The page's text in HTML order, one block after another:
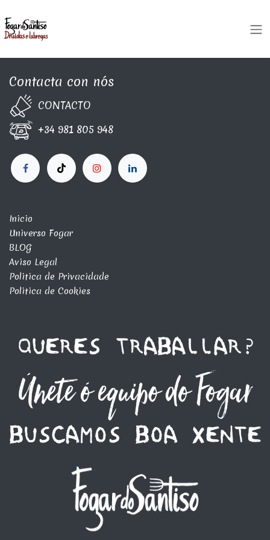
Contacta con nós
CONTA​C​TO
+34 981 805 948
Inicio
Universo Fogar
BLOG
Aviso Legal
Politica de Privacidade
Politica de Cookies